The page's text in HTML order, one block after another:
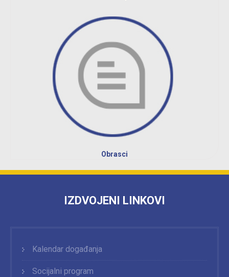
Obrasci
IZDVOJENI LINKOVI
Kalendar događanja
Socijalni program